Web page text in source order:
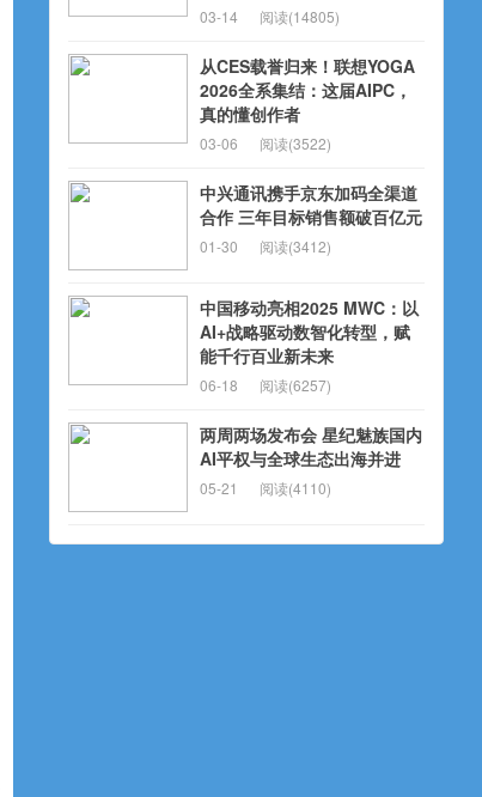
03-14 阅读(14805)
从CES载誉归来！联想YOGA
2026全系集结：这届AIPC，
真的懂创作者
03-06 阅读(3522)
中兴通讯携手京东加码全渠道
合作 三年目标销售额破百亿元
01-30 阅读(3412)
中国移动亮相2025 MWC：以
AI+战略驱动数智化转型，赋
能千行百业新未来
06-18 阅读(6257)
两周两场发布会 星纪魅族国内
AI平权与全球生态出海并进
05-21 阅读(4110)